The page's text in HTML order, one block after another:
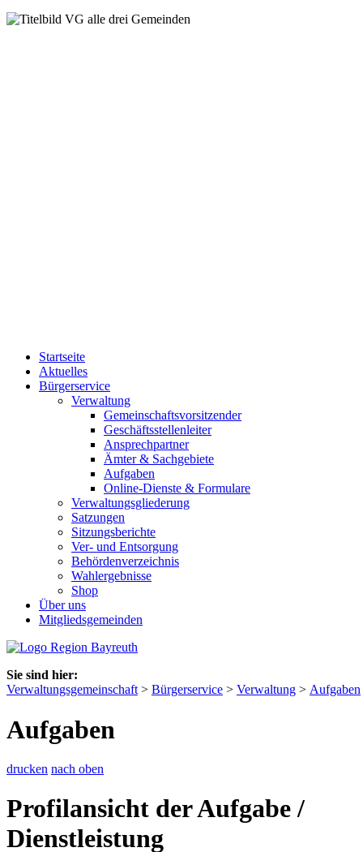
Startseite
Aktuelles
Bürgerservice
Verwaltung
Gemeinschaftsvorsitzender
Geschäftsstellenleiter
Ansprechpartner
Ämter & Sachgebiete
Aufgaben
Online-Dienste & Formulare
Verwaltungsgliederung
Satzungen
Sitzungsberichte
Ver- und Entsorgung
Behördenverzeichnis
Wahlergebnisse
Shop
Über uns
Mitgliedsgemeinden
Sie sind hier:
Verwaltungsgemeinschaft > Bürgerservice > Verwaltung > Aufgaben
Aufgaben
drucken nach oben
Profilansicht der Aufgabe /
Dienstleistung